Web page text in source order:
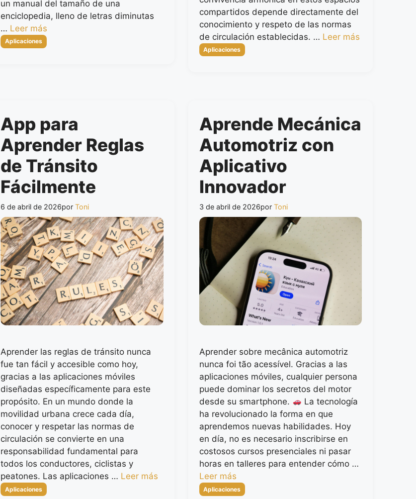
un manual del tamaño de una
enciclopedia, lleno de letras diminutas
… Leer más
Categorías
Aplicaciones
compartidos depende directamente del
conocimiento y respeto de las normas
de circulación establecidas. … Leer más
Categorías
Aplicaciones
App para
Aprender Reglas
de Tránsito
Fácilmente
6 de abril de 2026porToni
Aprender las reglas de tránsito nunca
fue tan fácil y accesible como hoy,
gracias a las aplicaciones móviles
diseñadas específicamente para este
propósito. En un mundo donde la
movilidad urbana crece cada día,
conocer y respetar las normas de
circulación se convierte en una
responsabilidad fundamental para
todos los conductores, ciclistas y
peatones. Las aplicaciones … Leer más
Categorías
Aplicaciones
Aprende Mecánica
Automotriz con
Aplicativo
Innovador
3 de abril de 2026por Toni
Aprender sobre mecânica automotriz
nunca foi tão acessível. Gracias a las
aplicaciones móviles, cualquier persona
puede dominar los secretos del motor
desde su smartphone.
La tecnología
ha revolucionado la forma en que
aprendemos nuevas habilidades. Hoy
en día, no es necesario inscribirse en
costosos cursos presenciales ni pasar
horas en talleres para entender cómo …
Leer más
Categorías
Aplicaciones